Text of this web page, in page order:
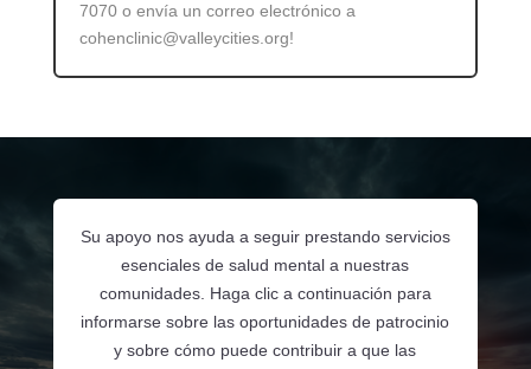
7070 o envía un correo electrónico a
cohenclinic@valleycities.org!
Su apoyo nos ayuda a seguir prestando servicios
esenciales de salud mental a nuestras
comunidades. Haga clic a continuación para
informarse sobre las oportunidades de patrocinio
y sobre cómo puede contribuir a que las